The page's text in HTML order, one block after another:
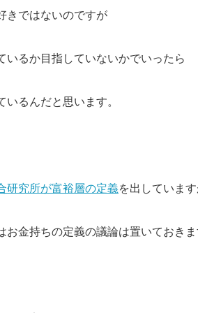
きではないのですが
いるか目指していないかでいったら
いるんだと思います。
研究所が富裕層の定義を出しています
お金持ちの定義の議論は置いておきま